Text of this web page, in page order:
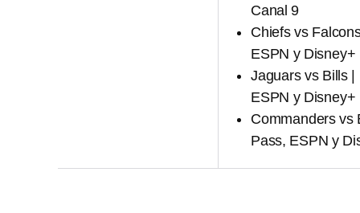
Canal 9
Chiefs vs
ESPN y Disney+
Jaguars vs Bills
ESPN y Disney+
Commanders vs
Pass, ESPN y